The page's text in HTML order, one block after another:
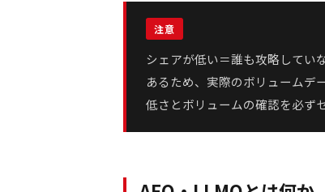
シェアが低い＝誰も攻略してい
あるため、実際のボリュームデ
低さとボリュームの確認を必ず